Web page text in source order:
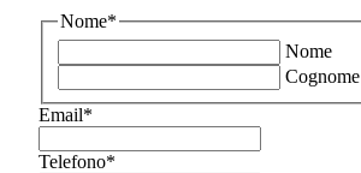
Nome*
Nome
Cognome
Email*
Telefono*